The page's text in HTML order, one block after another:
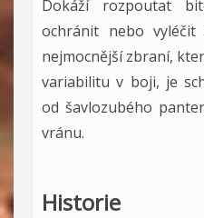
Dokáží rozpoutat
ochránit nebo vyléčit
nejmocnější zbraní,
variabilitu v boji, je
od šavlozubého
vránu.
Historie